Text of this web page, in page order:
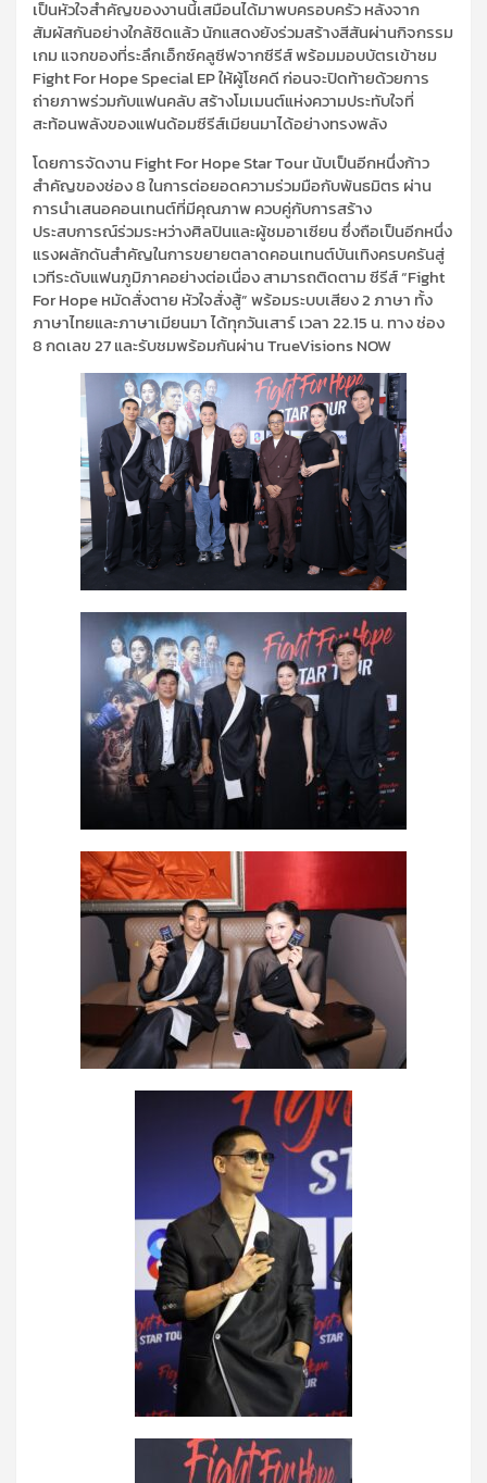
เป็นหัวใจสำคัญของงานนี้เสมือนได้มาพบครอบครัว หลังจาก
สัมผัสกันอย่างใกล้ชิดแล้ว นักแสดงยังร่วมสร้างสีสันผ่านกิจกรรม
เกม แจกของที่ระลึกเอ็กซ์คลูซีฟจากซีรีส์ พร้อมมอบบัตรเข้าชม
Fight For Hope Special EP ให้ผู้โชคดี ก่อนจะปิดท้ายด้วยการ
ถ่ายภาพร่วมกับแฟนคลับ สร้างโมเมนต์แห่งความประทับใจที่
สะท้อนพลังของแฟนด้อมซีรีส์เมียนมาได้อย่างทรงพลัง
โดยการจัดงาน Fight For Hope Star Tour นับเป็นอีกหนึ่งก้าว
สำคัญของช่อง 8 ในการต่อยอดความร่วมมือกับพันธมิตร ผ่าน
การนำเสนอคอนเทนต์ที่มีคุณภาพ ควบคู่กับการสร้าง
ประสบการณ์ร่วมระหว่างศิลปินและผู้ชมอาเซียน ซึ่งถือเป็นอีกหนึ่ง
แรงผลักดันสำคัญในการขยายตลาดคอนเทนต์บันเทิงครบครันสู่
เวทีระดับแฟนภูมิภาคอย่างต่อเนื่อง สามารถติดตาม ซีรีส์ “Fight
For Hope หมัดสั่งตาย หัวใจสั่งสู้” พร้อมระบบเสียง 2 ภาษา ทั้ง
ภาษาไทยและภาษาเมียนมา ได้ทุกวันเสาร์ เวลา 22.15 น. ทาง ช่อง
8 กดเลข 27 และรับชมพร้อมกันผ่าน TrueVisions NOW